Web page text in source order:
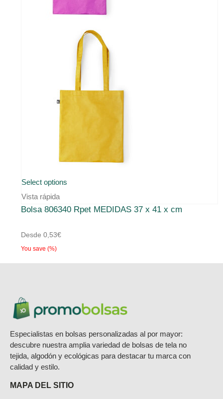
Select options
tiene
elegir
página
producto
Vista rápida
Bolsa 806340 Rpet MEDIDAS 37 x 41 x cm
Desde 0,53€
You save (%)
Especialistas en bolsas personalizadas al por mayor:
descubre nuestra amplia variedad de bolsas de tela no
tejida, algodón y ecológicas para destacar tu marca con
calidad y estilo.
MAPA DEL SITIO